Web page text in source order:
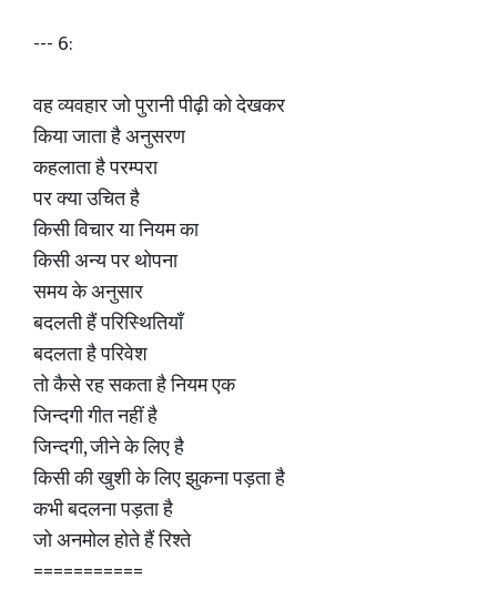
--- 6:
वह व्यवहार जो पुरानी पीढ़ी को देखकर
किया जाता है अनुसरण
कहलाता है परम्परा
पर क्या उचित है
किसी विचार या नियम का
किसी अन्य पर थोपना
समय के अनुसार
बदलती हैं परिस्थितियाँ
बदलता है परिवेश
तो कैसे रह सकता है नियम एक
जिन्दगी गीत नहीं है
जिन्दगी, जीने के लिए है
किसी की खुशी के लिए झुकना पड़ता है
कभी बदलना पड़ता है
जो अनमोल होते हैं रिश्ते
===========